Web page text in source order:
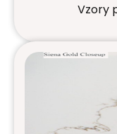
Vzory